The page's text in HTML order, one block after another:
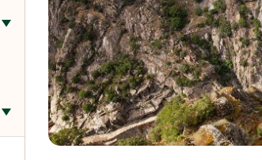
Alternar el submenú para
Alternar el submenú para Otras